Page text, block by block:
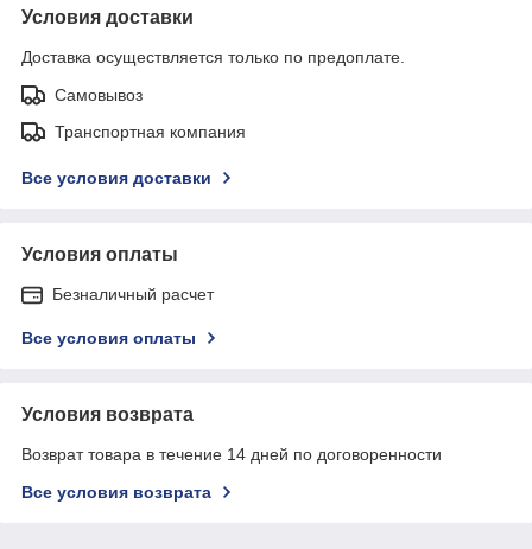
Условия доставки
Доставка осуществляется только по предоплате.
Самовывоз
Транспортная компания
Все условия доставки
Условия оплаты
Безналичный расчет
Все условия оплаты
Условия возврата
Возврат товара в течение 14 дней по договоренности
Все условия возврата